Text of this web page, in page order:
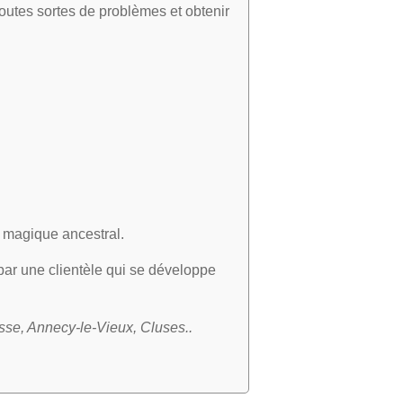
sortes de problèmes et obtenir
ancestral.
une clientèle qui se développe
Annecy-le-Vieux, Cluses..